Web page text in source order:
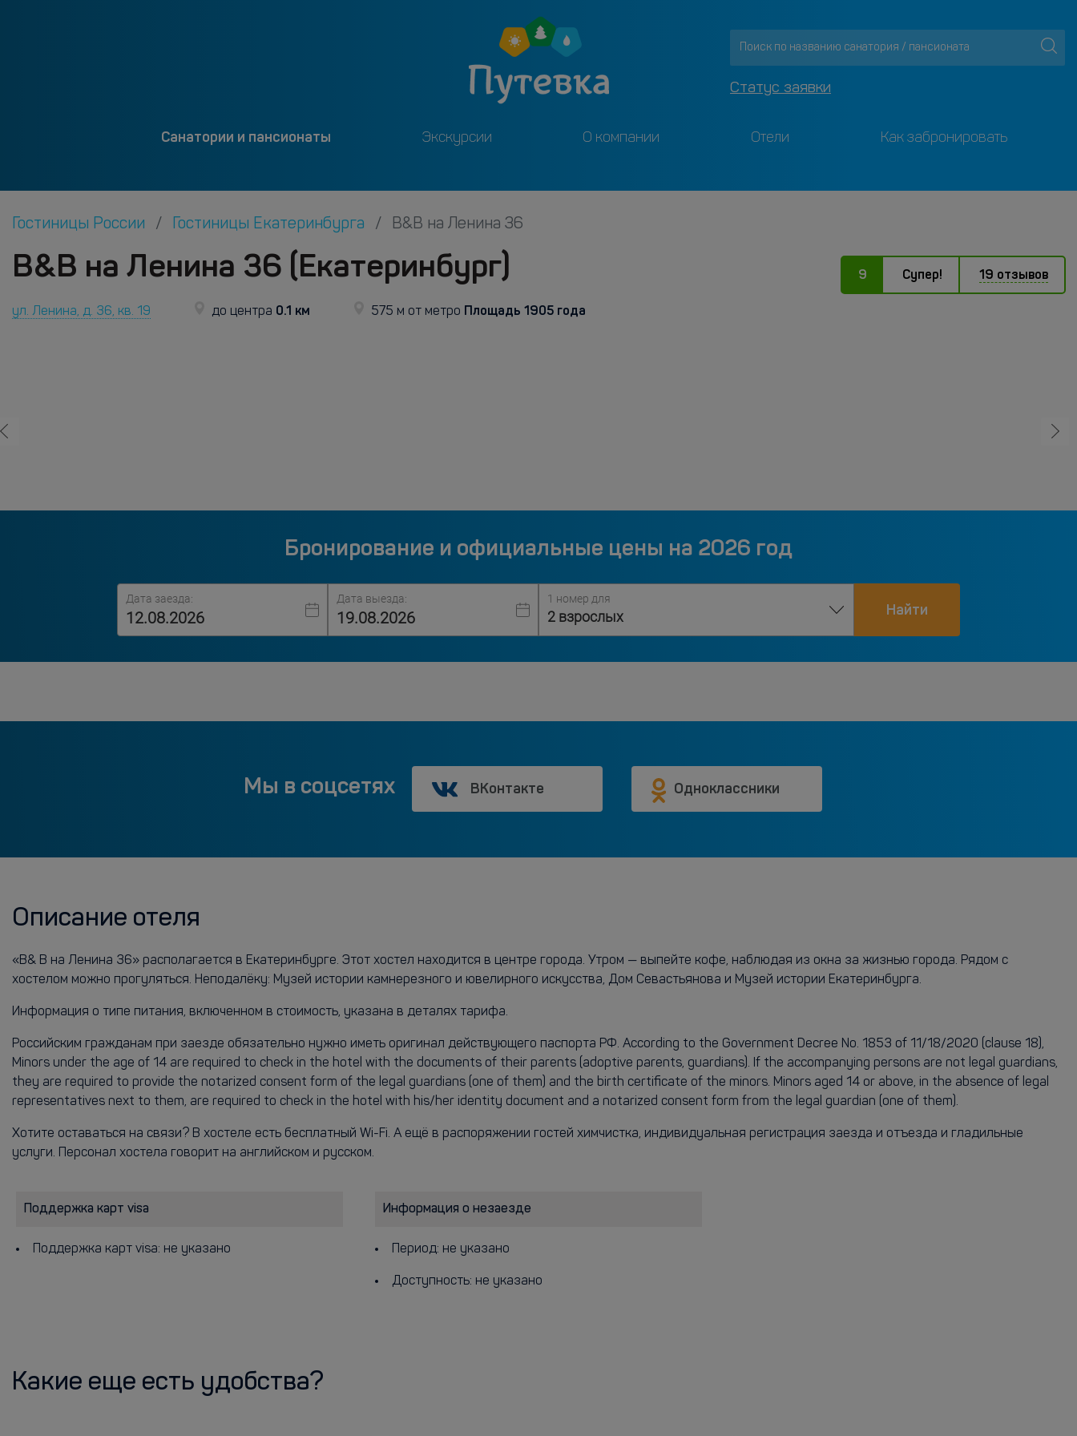
Статус заявки
Санатории и пансионаты Экскурсии О компании Отели Как забронировать
Гостиницы России Гостиницы Екатеринбурга B&B на Ленина 36
B&B на Ленина 36 (Екатеринбург)
ул. Ленина, д. 36, кв. 19 до центра 0.1 км 575 м от метро Площадь 1905 года
9 Супер! 19 отзывов
Бронирование и официальные цены на 2026 год
Дата заезда: Дата выезда: 1 номер для
2 взрослых Найти
Мы в соцсетях ВКонтакте Одноклассники
Описание отеля
«B& B на Ленина 36» располагается в Екатеринбурге. Этот хостел находится в центре города. Утром — выпейте кофе, наблюдая из окна за жизнью города. Рядом с
хостелом можно прогуляться. Неподалёку: Музей истории камнерезного и ювелирного искусства, Дом Севастьянова и Музей истории Екатеринбурга.
Информация о типе питания, включенном в стоимость, указана в деталях тарифа.
Российским гражданам при заезде обязательно нужно иметь оригинал действующего паспорта РФ. According to the Government Decree No. 1853 of 11/18/2020 (clause 18),
Minors under the age of 14 are required to check in the hotel with the documents of their parents (adoptive parents, guardians). If the accompanying persons are not legal guardians,
they are required to provide the notarized consent form of the legal guardians (one of them) and the birth certificate of the minors. Minors aged 14 or above, in the absence of legal
representatives next to them, are required to check in the hotel with his/her identity document and a notarized consent form from the legal guardian (one of them).
Хотите оставаться на связи? В хостеле есть бесплатный Wi-Fi. А ещё в распоряжении гостей химчистка, индивидуальная регистрация заезда и отъезда и гладильные
услуги. Персонал хостела говорит на английском и русском.
Поддержка карт visa
Поддержка карт visa: не указано
Информация о незаезде
Период: не указано
Доступность: не указано
Какие еще есть удобства?